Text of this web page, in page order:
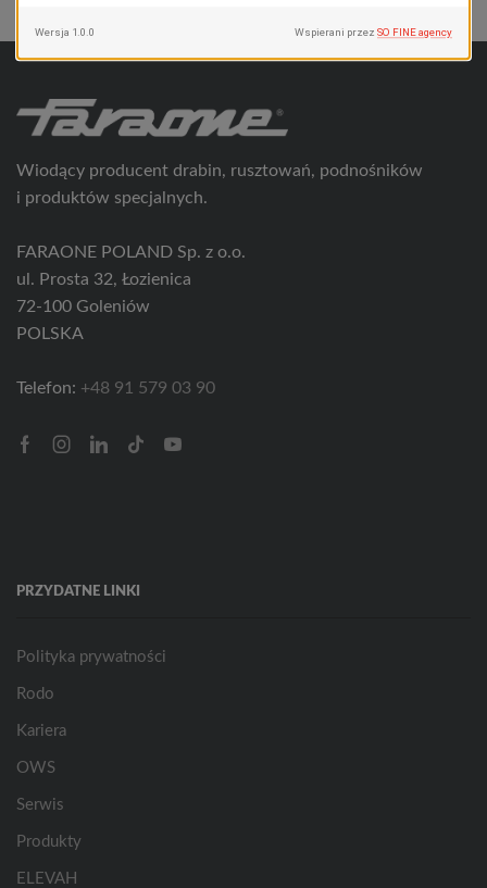
Wiodący producent drabin, rusztowań, podnośników
i produktów specjalnych.
FARAONE POLAND Sp. z o.o.
ul. Prosta 32, Łozienica
72-100 Goleniów
POLSKA
Telefon: +48 91 579 03 90
FacebookInstagram
Linkedin
Tik-
Youtube
PRZYDATNE LINKI
Polityka prywatności
Rodo
Kariera
OWS
Serwis
Produkty
ELEVAH